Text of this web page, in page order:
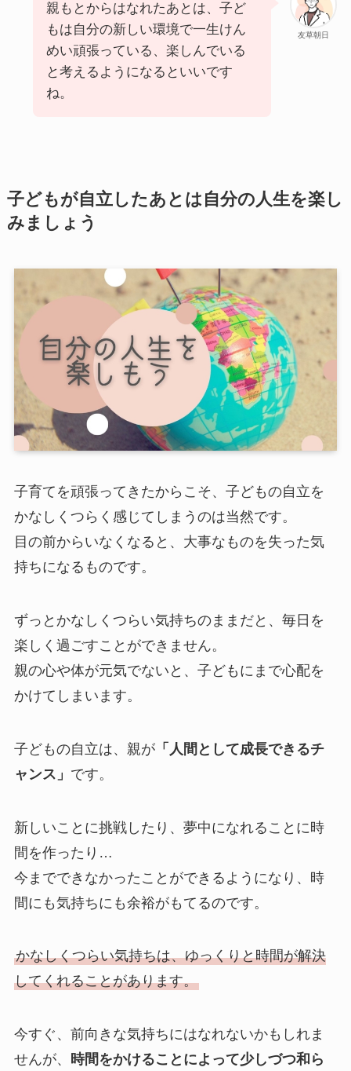
友草朝日
親もとからはなれたあとは、子ど
もは自分の新しい環境で一生けん
めい頑張っている、楽しんでいる
と考えるようになるといいです
ね。
子どもが自立したあとは自分の人生を楽し
みましょう
子育てを頑張ってきたからこそ、子どもの自立を
かなしくつらく感じてしまうのは当然です。
目の前からいなくなると、大事なものを失った気
持ちになるものです。
ずっとかなしくつらい気持ちのままだと、毎日を
楽しく過ごすことができません。
親の心や体が元気でないと、子どもにまで心配を
かけてしまいます。
子どもの自立は、親が「人間として成長できるチ
ャンス」 です。
新しいことに挑戦したり、夢中になれることに時
間を作ったり…
今までできなかったことができるようになり、時
間にも気持ちにも余裕がもてるのです。
かなしくつらい気持ちは、ゆっくりと時間が解決
してくれることがあります。
今すぐ、前向きな気持ちにはなれないかもしれま
せんが、 時間をかけることによって少しづつ和ら